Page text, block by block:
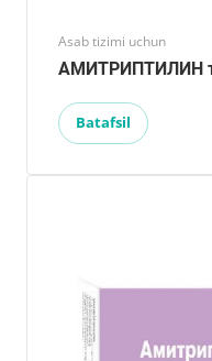
Asab tizimi uchun
АМИТРИПТИЛИН
Batafsil